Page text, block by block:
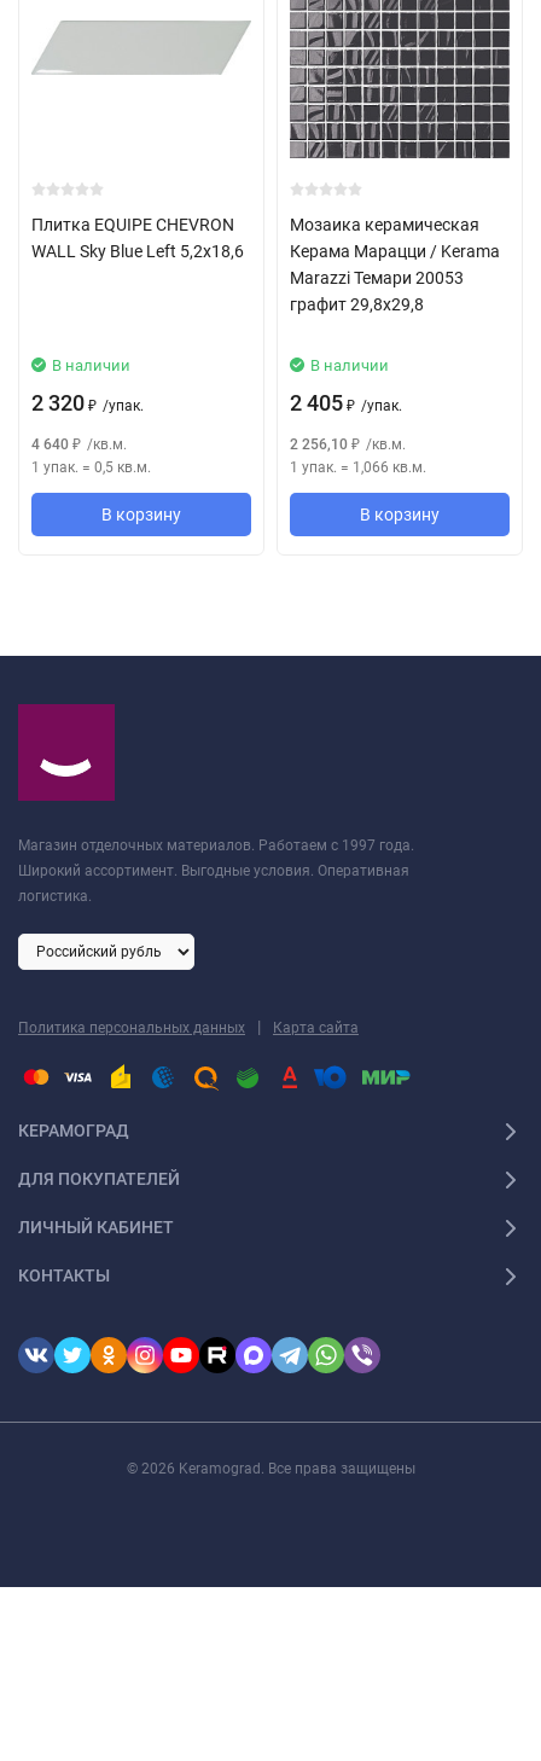
Плитка EQUIPE CHEVRON
WALL Sky Blue Left 5,2x18,6
В наличии
2 320 ₽ /упак.
4 640 ₽ /кв.м.
1 упак. = 0,5 кв.м.
В корзину
Мозаика керамическая
Керама Марацци / Kerama
Marazzi Темари 20053
графит 29,8x29,8
В наличии
2 405 ₽ /упак.
2 256,10 ₽ /кв.м.
1 упак. = 1,066 кв.м.
В корзину
Магазин отделочных материалов. Работаем с 1997 года.
Широкий ассортимент. Выгодные условия. Оперативная
логистика.
Политика персональных данных | Карта сайта
КЕРАМОГРАД
ДЛЯ ПОКУПАТЕЛЕЙ
ЛИЧНЫЙ КАБИНЕТ
КОНТАКТЫ
© 2026 Keramograd. Все права защищены